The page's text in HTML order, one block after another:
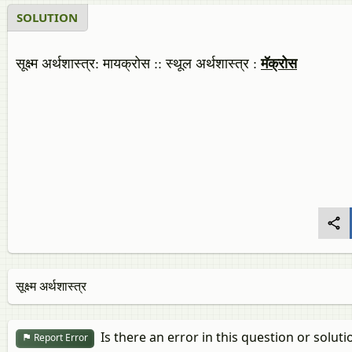
SOLUTION
सूक्ष्म अर्थशास्त्र: मायक्रोस :: स्थूल अर्थशास्त्र :मॅक्रोस
सूक्ष्म अर्थशास्त्र
Report Error Is there an error in this question or